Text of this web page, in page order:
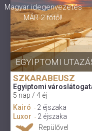
EGYIPTOMI
Magyar idegenvezetés
MÁR 2 főtől!
SZKARABEUSZ
Egyiptomi
5 nap / 4 éj
Kairó - 2 éjszaka
Luxor - 2 éjszaka
Repülővel